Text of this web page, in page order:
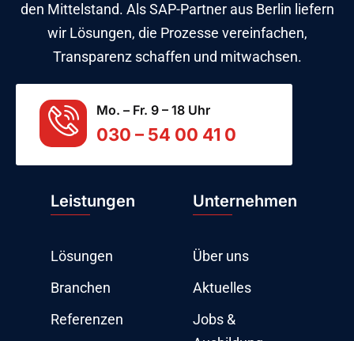
den Mittelstand. Als SAP-Partner aus Berlin liefern
wir Lösungen, die Prozesse vereinfachen,
Transparenz schaffen und mitwachsen.
Mo. – Fr. 9 – 18 Uhr
030 – 54 00 41 0
Leistungen
Lösungen
Branchen
Referenzen
Unternehmen
Über uns
Aktuelles
Jobs &